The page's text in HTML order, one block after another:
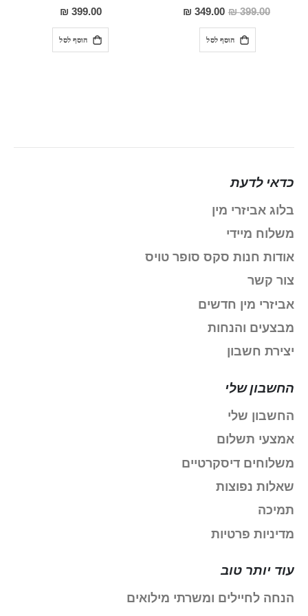
0%
399.00 ₪
מחיר
מבצע
349.00 ₪
הוסף לסל
100%
399.00 ₪
הוסף לסל
כדאי לדעת
בלוג אביזרי מין
משלוח מיידי
אודות חנות סקס סופר טויס
צור קשר
אביזרי מין חדשים
מבצעים והנחות
יצירת חשבון
החשבון שלי
החשבון שלי
אמצעי תשלום
משלוחים דיסקרטיים
שאלות נפוצות
תמיכה
מדיניות פרטיות
עוד יותר טוב
הנחה לחיילים ומשרתי מילואים